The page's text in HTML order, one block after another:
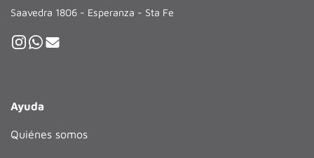
Saavedra 1806 - Esperanza - Sta Fe
Ayuda
Quiénes somos